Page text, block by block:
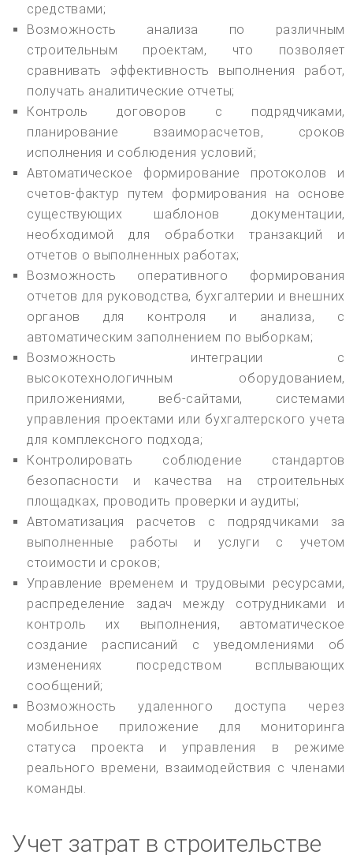
средствами;
Возможность анализа по различным
строительным проектам, что позволяет
сравнивать эффективность выполнения работ,
получать аналитические отчеты;
Контроль договоров с подрядчиками,
планирование взаиморасчетов, сроков
исполнения и соблюдения условий;
Автоматическое формирование протоколов и
счетов-фактур путем формирования на основе
существующих шаблонов документации,
необходимой для обработки транзакций и
отчетов о выполненных работах;
Возможность оперативного формирования
отчетов для руководства, бухгалтерии и внешних
органов для контроля и анализа, с
автоматическим заполнением по выборкам;
Возможность интеграции с
высокотехнологичным оборудованием,
приложениями, веб-сайтами, системами
управления проектами или бухгалтерского учета
для комплексного подхода;
Контролировать соблюдение стандартов
безопасности и качества на строительных
площадках, проводить проверки и аудиты;
Автоматизация расчетов с подрядчиками за
выполненные работы и услуги с учетом
стоимости и сроков;
Управление временем и трудовыми ресурсами,
распределение задач между сотрудниками и
контроль их выполнения, автоматическое
создание расписаний с уведомлениями об
изменениях посредством всплывающих
сообщений;
Возможность удаленного доступа через
мобильное приложение для мониторинга
статуса проекта и управления в режиме
реального времени, взаимодействия с членами
команды.
Учет затрат в строительстве